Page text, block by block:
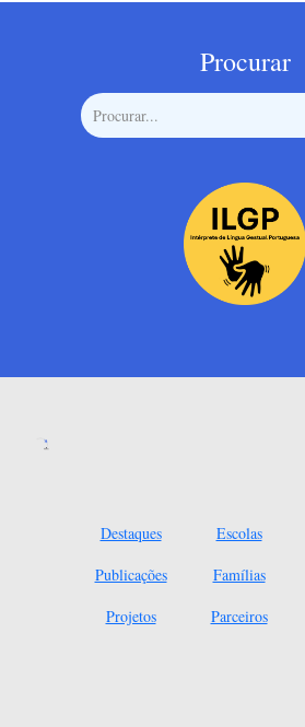
Procurar
Destaques
Publicações
Projetos
Escolas
Famílias
Parceiros